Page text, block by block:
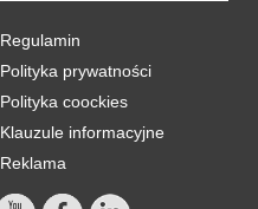
Regulamin
Polityka prywatności
Polityka coockies
Klauzule informacyjne
Reklama